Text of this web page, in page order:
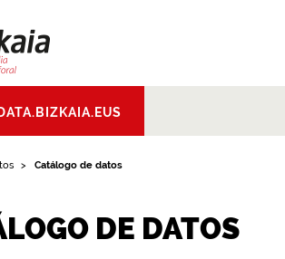
Diputacion
Catálogo de datos
DE DATOS